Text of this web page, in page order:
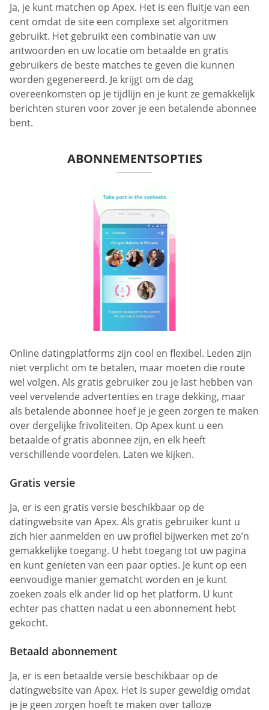
Ja, je kunt matchen op Apex. Het is een fluitje van een
cent omdat de site een complexe set algoritmen
gebruikt. Het gebruikt een combinatie van uw
antwoorden en uw locatie om betaalde en gratis
gebruikers de beste matches te geven die kunnen
worden gegenereerd. Je krijgt om de dag
overeenkomsten op je tijdlijn en je kunt ze gemakkelijk
berichten sturen voor zover je een betalende abonnee
bent.
ABONNEMENTSOPTIES
Online datingplatforms zijn cool en flexibel. Leden zijn
niet verplicht om te betalen, maar moeten die route
wel volgen. Als gratis gebruiker zou je last hebben van
veel vervelende advertenties en trage dekking, maar
als betalende abonnee hoef je je geen zorgen te maken
over dergelijke frivoliteiten. Op Apex kunt u een
betaalde of gratis abonnee zijn, en elk heeft
verschillende voordelen. Laten we kijken.
Gratis versie
Ja, er is een gratis versie beschikbaar op de
datingwebsite van Apex. Als gratis gebruiker kunt u
zich hier aanmelden en uw profiel bijwerken met zo’n
gemakkelijke toegang. U hebt toegang tot uw pagina
en kunt genieten van een paar opties. Je kunt op een
eenvoudige manier gematcht worden en je kunt
zoeken zoals elk ander lid op het platform. U kunt
echter pas chatten nadat u een abonnement hebt
gekocht.
Betaald abonnement
Ja, er is een betaalde versie beschikbaar op de
datingwebsite van Apex. Het is super geweldig omdat
je je geen zorgen hoeft te maken over talloze